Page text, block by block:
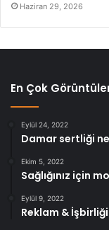
Haziran 29, 2026
En Çok
Eylül 24, 2022
Damar sertliği
Ekim 5, 2022
Sağlığınız için
Eylül 9, 2022
Reklam & İşbirliği